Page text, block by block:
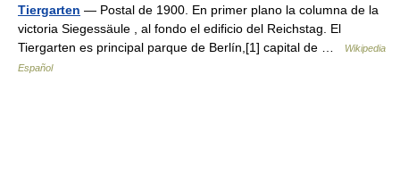
Tiergarten — Postal de 1900. En primer plano la columna de la
victoria Siegessäule , al fondo el edificio del Reichstag. El
Tiergarten es principal parque de Berlín,[1] capital de …
Wikipedia
Español